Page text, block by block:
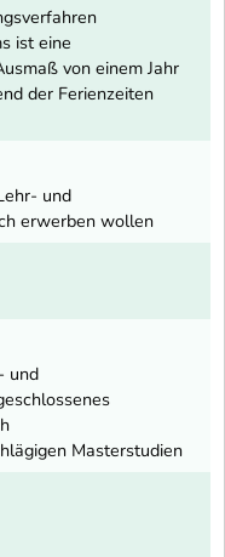
ist eine
von einem Jahr
der Ferienzeiten
und
erwerben wollen
und
Masterstudien